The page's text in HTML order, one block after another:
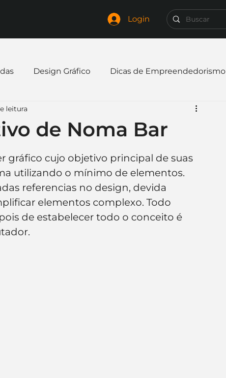
Login
Design Gráfico Dicas de Empreendedorismo
negócio
Curiosidades Frases Logotipo
de empresa
de Noma Bar
leitura
gráfico cujo objetivo principal de suas
utilizando o mínimo de elementos.
referencias no design, devida
elementos complexo. Todo
de estabelecer todo o conceito é